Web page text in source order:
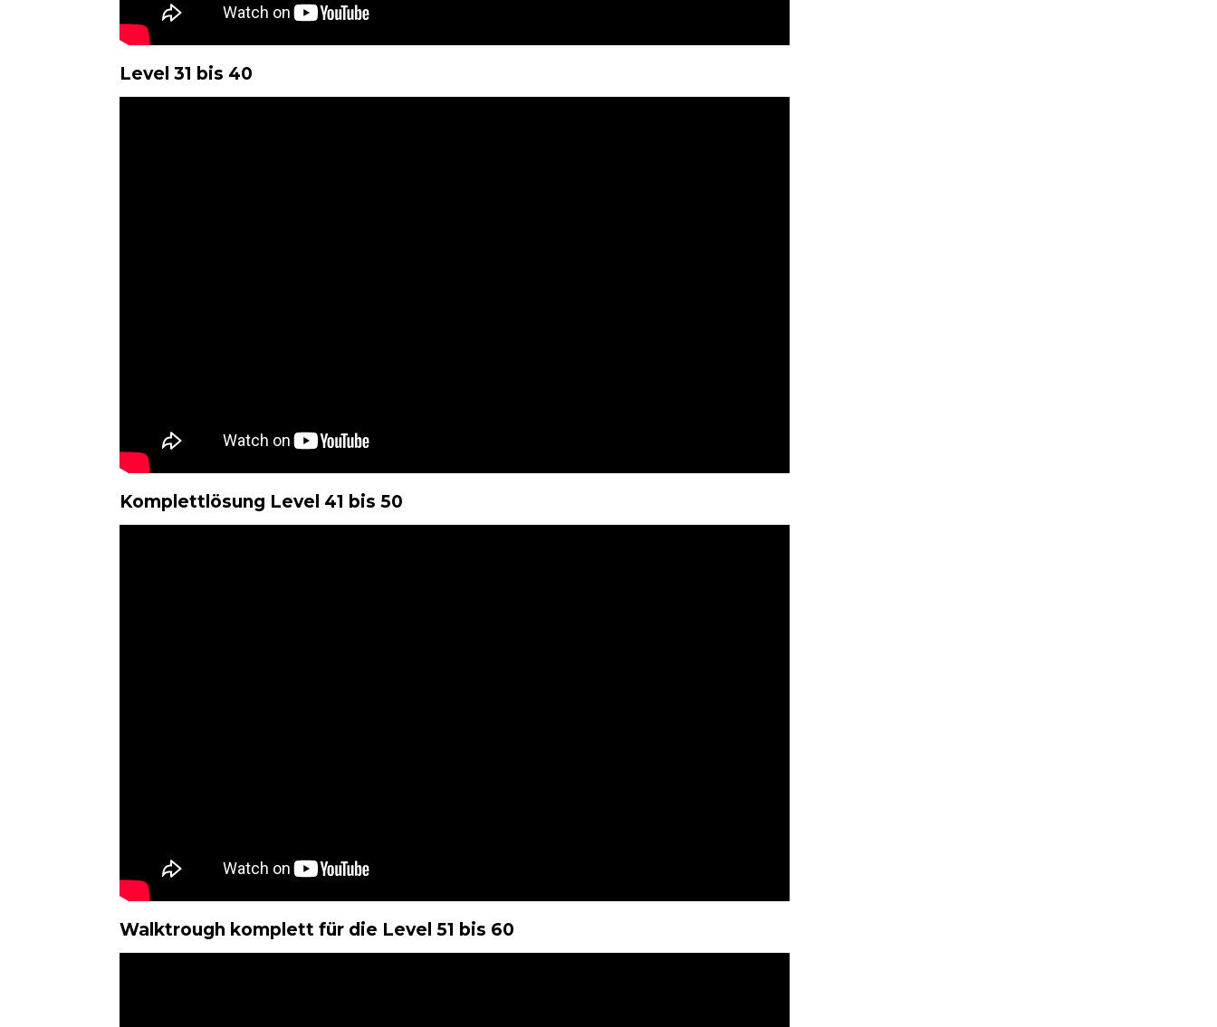
Level 31 bis 40
Komplettlösung Level 41 bis 50
Walktrough komplett für die Level 51 bis 60